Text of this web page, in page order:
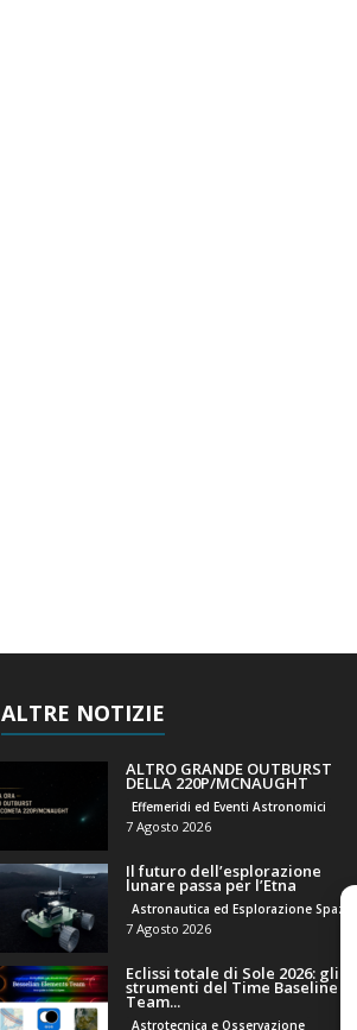
ALTRE NOTIZIE
ALTRO GRANDE OUTBURST
DELLA 220P/MCNAUGHT
Effemeridi ed Eventi Astronomici
7 Agosto 2026
Il futuro dell’esplorazione
lunare passa per l’Etna
7 Agosto 2026
Eclissi totale di Sole 2026: gli
strumenti del Time Baseline
Team...
Astrotecnica e Osservazione